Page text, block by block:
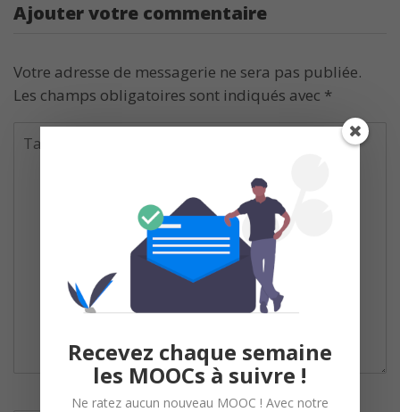
Ajouter votre commentaire
Votre adresse de messagerie ne sera pas publiée.
Les champs obligatoires sont indiqués avec *
Recevez chaque semaine
les MOOCs à suivre !
Ne ratez aucun nouveau MOOC ! Avec notre